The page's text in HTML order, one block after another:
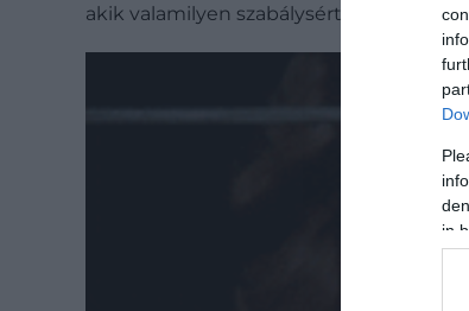
in
akik valamilyen szabálysértő,